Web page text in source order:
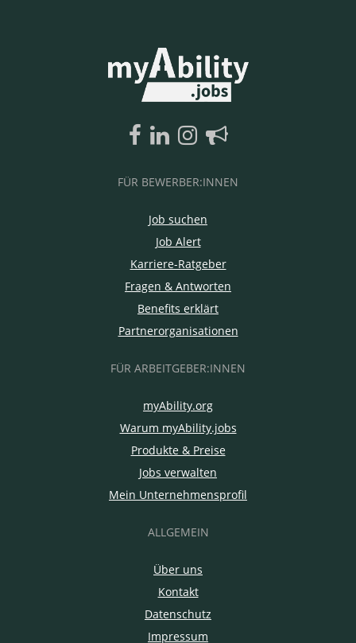
FÜR BEWERBER:INNEN
Job suchen
Job Alert
Karriere-Ratgeber
Fragen & Antworten
Benefits erklärt
Partnerorganisationen
FÜR ARBEITGEBER:INNEN
myAbility.org
Warum myAbility.jobs
Produkte & Preise
Jobs verwalten
Mein Unternehmensprofil
ALLGEMEIN
Über uns
Kontakt
Datenschutz
Impressum